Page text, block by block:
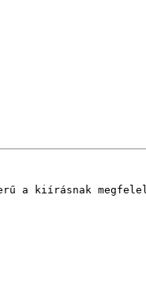
a kiírásnak